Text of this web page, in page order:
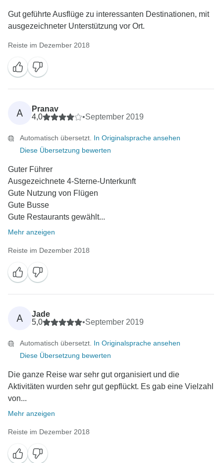
Gut geführte Ausflüge zu interessanten Destinationen, mit
ausgezeichneter Unterstützung vor Ort.
Reiste im Dezember 2018
A
Pranav
4,0
•September 2019
Automatisch übersetzt. In Originalsprache ansehen
Diese Übersetzung bewerten
Guter Führer
Ausgezeichnete 4-Sterne-Unterkunft
Gute Nutzung von Flügen
Gute Busse
Gute Restaurants gewählt...
Mehr anzeigen
Reiste im Dezember 2018
A
Jade
5,0
•September 2019
Automatisch übersetzt. In Originalsprache ansehen
Diese Übersetzung bewerten
Die ganze Reise war sehr gut organisiert und die
Aktivitäten wurden sehr gut gepflückt. Es gab eine Vielzahl
von...
Mehr anzeigen
Reiste im Dezember 2018